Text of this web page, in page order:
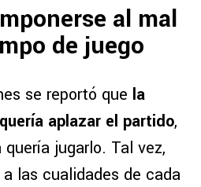
al mal
de juego
se reportó que la
aplazar el partido,
jugarlo. Tal vez,
las cualidades de cada